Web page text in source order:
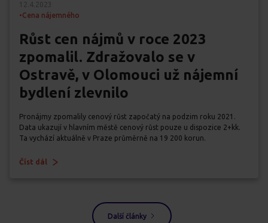
12.4.2023
•Cena nájemného
Růst cen nájmů v roce 2023
zpomalil. Zdražovalo se v
Ostravě, v Olomouci už nájemní
bydlení zlevnilo
Pronájmy zpomalily cenový růst započatý na podzim roku 2021.
Data ukazují v hlavním městě cenový růst pouze u dispozice 2+kk.
Ta vychází aktuálně v Praze průměrně na 19 200 korun.
Číst dál
Další články